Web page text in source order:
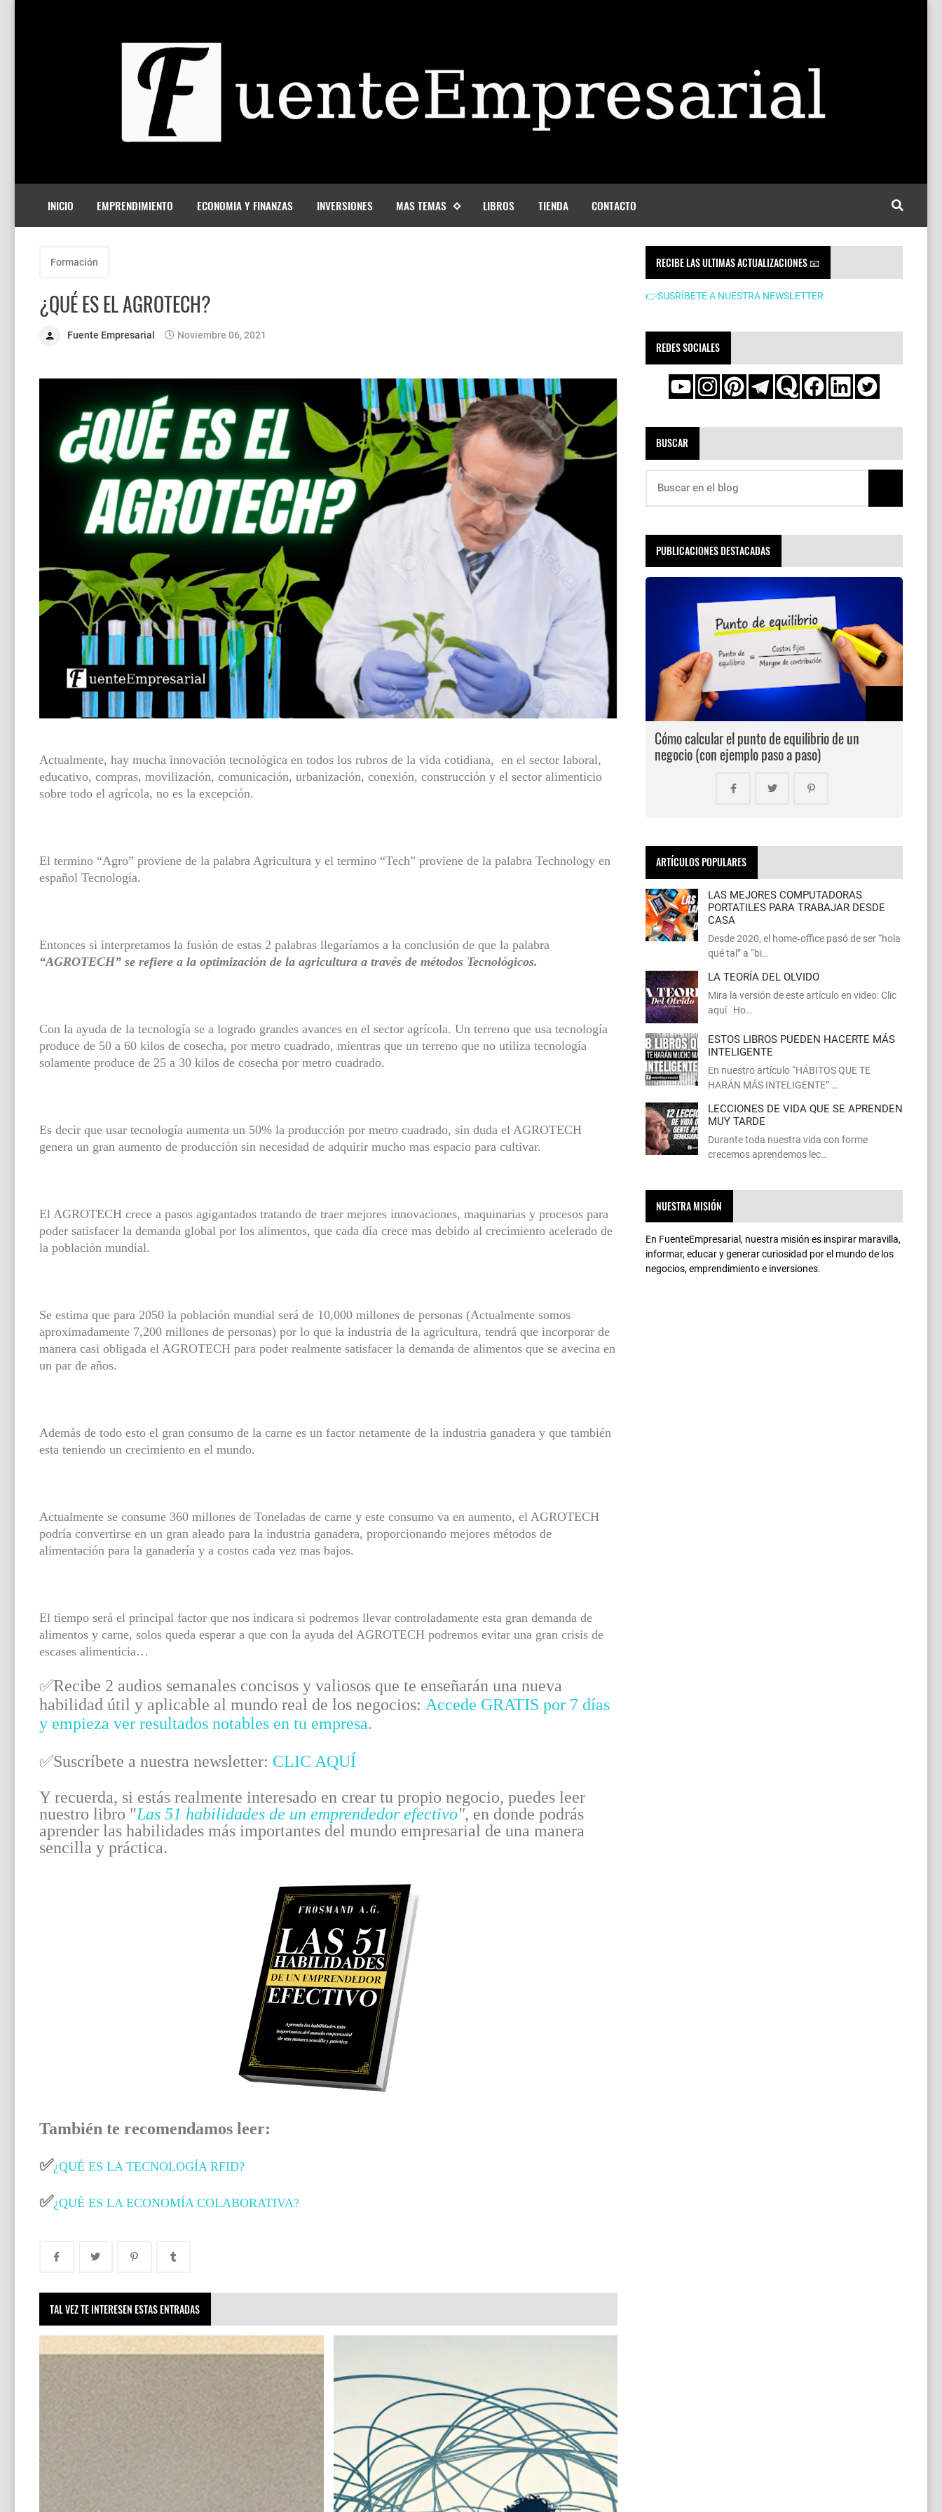
INICIO EMPRENDIMIENTO ECONOMIA Y FINANZAS INVERSIONES MAS TEMAS LIBROS TIENDA CONTACTO
Formación
¿QUÉ ES EL AGROTECH?
Fuente Empresarial Noviembre 06, 2021
Actualmente, hay mucha innovación tecnológica en todos los rubros de la vida cotidiana, en el sector laboral,
educativo, compras, movilización, comunicación, urbanización, conexión, construcción y el sector alimenticio
sobre todo el agrícola, no es la excepción.
El termino “Agro” proviene de la palabra Agricultura y el termino “Tech” proviene de la palabra Technology en
español Tecnología.
Entonces si interpretamos la fusión de estas 2 palabras llegaríamos a la conclusión de que la palabra
“AGROTECH” se refiere a la optimización de la agricultura a través de métodos Tecnológicos.
Con la ayuda de la tecnología se a logrado grandes avances en el sector agrícola. Un terreno que usa tecnología
produce de 50 a 60 kilos de cosecha, por metro cuadrado, mientras que un terreno que no utiliza tecnología
solamente produce de 25 a 30 kilos de cosecha por metro cuadrado.
Es decir que usar tecnología aumenta un 50% la producción por metro cuadrado, sin duda el AGROTECH
genera un gran aumento de producción sin necesidad de adquirir mucho mas espacio para cultivar.
El AGROTECH crece a pasos agigantados tratando de traer mejores innovaciones, maquinarias y procesos para
poder satisfacer la demanda global por los alimentos, que cada día crece mas debido al crecimiento acelerado de
la población mundial.
Se estima que para 2050 la población mundial será de 10,000 millones de personas (Actualmente somos
aproximadamente 7,200 millones de personas) por lo que la industria de la agricultura, tendrá que incorporar de
manera casi obligada el AGROTECH para poder realmente satisfacer la demanda de alimentos que se avecina en
un par de años.
Además de todo esto el gran consumo de la carne es un factor netamente de la industria ganadera y que también
esta teniendo un crecimiento en el mundo.
Actualmente se consume 360 millones de Toneladas de carne y este consumo va en aumento, el AGROTECH
podría convertirse en un gran aleado para la industria ganadera, proporcionando mejores métodos de
alimentación para la ganadería y a costos cada vez mas bajos.
El tiempo será el principal factor que nos indicara si podremos llevar controladamente esta gran demanda de
alimentos y carne, solos queda esperar a que con la ayuda del AGROTECH podremos evitar una gran crisis de
escases alimenticia…
✅Recibe 2 audios semanales concisos y valiosos que te enseñarán una nueva
habilidad útil y aplicable al mundo real de los negocios: Accede GRATIS por 7 días
y empieza ver resultados notables en tu empresa.
✅Suscríbete a nuestra newsletter: CLIC AQUÍ
Y recuerda, si estás realmente interesado en crear tu propio negocio, puedes leer
nuestro libro "Las 51 habilidades de un emprendedor efectivo", en donde podrás
aprender las habilidades más importantes del mundo empresarial de una manera
sencilla y práctica.
También te recomendamos leer:
✅¿QUÉ ES LA TECNOLOGÍA RFID?
✅¿QUÉ ES LA ECONOMÍA COLABORATIVA?
TAL VEZ TE INTERESEN ESTAS ENTRADAS
RECIBE LAS ULTIMAS ACTUALIZACIONES 📧
👉SUSRÍBETE A NUESTRA NEWSLETTER
REDES SOCIALES
BUSCAR
PUBLICACIONES DESTACADAS
Cómo calcular el punto de equilibrio de un
negocio (con ejemplo paso a paso)
ARTÍCULOS POPULARES
LAS MEJORES COMPUTADORAS
PORTATILES PARA TRABAJAR DESDE
CASA
Desde 2020, el home‑office pasó de ser “hola
qué tal” a “bi…
LA TEORÍA DEL OLVIDO
Mira la versión de este artículo en video: Clic
aquí Ho…
ESTOS LIBROS PUEDEN HACERTE MÁS
INTELIGENTE
En nuestro artículo “HÁBITOS QUE TE
HARÁN MÁS INTELIGENTE” …
LECCIONES DE VIDA QUE SE APRENDEN
MUY TARDE
Durante toda nuestra vida con forme
crecemos aprendemos lec…
NUESTRA MISIÓN
En FuenteEmpresarial, nuestra misión es inspirar maravilla,
informar, educar y generar curiosidad por el mundo de los
negocios, emprendimiento e inversiones.